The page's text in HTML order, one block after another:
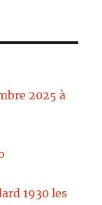
2025 à
1930 les